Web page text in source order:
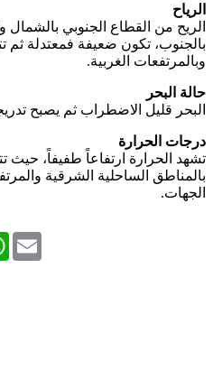
الرياح
الريح من القطاع الجنوبي
بالجنوب، تكون ضعيفة فمعتدلة ثم
وبالمرتفعات الغربية.
حالة البحر
البحر قليل الاضطراب ثم يصبح
درجات الحرارة
الجهات.
WhatsApp